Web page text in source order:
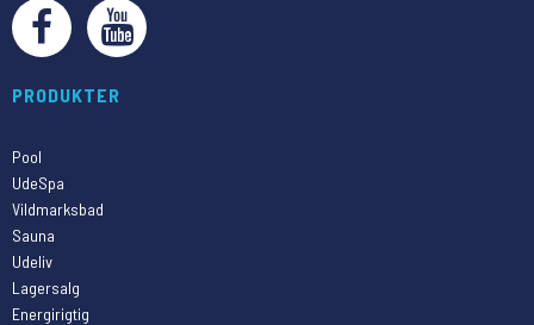
PRODUKTER
Pool
UdeSpa
Vildmarksbad
Sauna
Udeliv
Lagersalg
Energirigtig